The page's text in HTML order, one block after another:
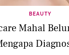
BEAUTY
Mahal